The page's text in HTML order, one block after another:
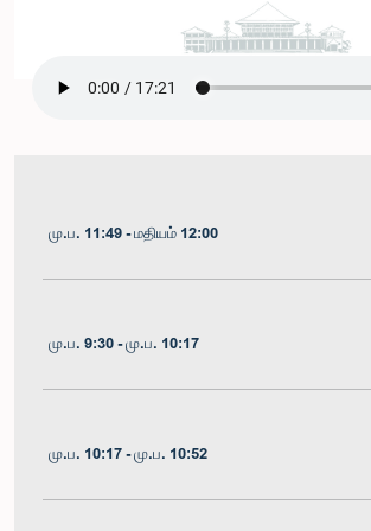
மு.ப. 11:49 - மதியம் 12:00
மு.ப. 9:30 - மு.ப. 10:17
மு.ப. 10:17 - மு.ப. 10:52